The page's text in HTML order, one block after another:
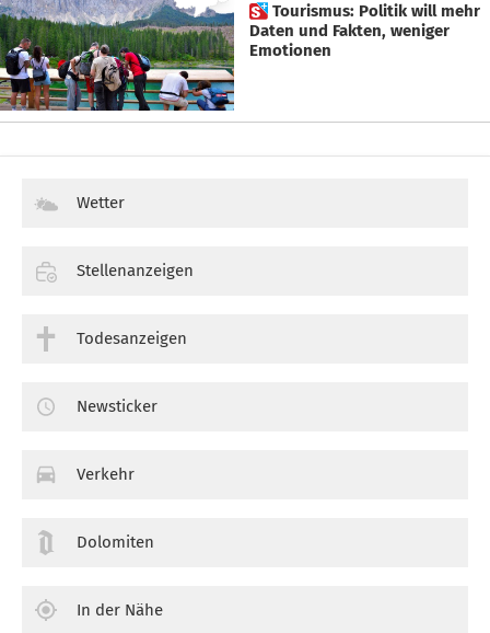
 Tourismus: Politik will mehr
Daten und Fakten, weniger
Emotionen
Wetter
Stellenanzeigen
Todesanzeigen
Newsticker
Verkehr
Dolomiten
In der Nähe